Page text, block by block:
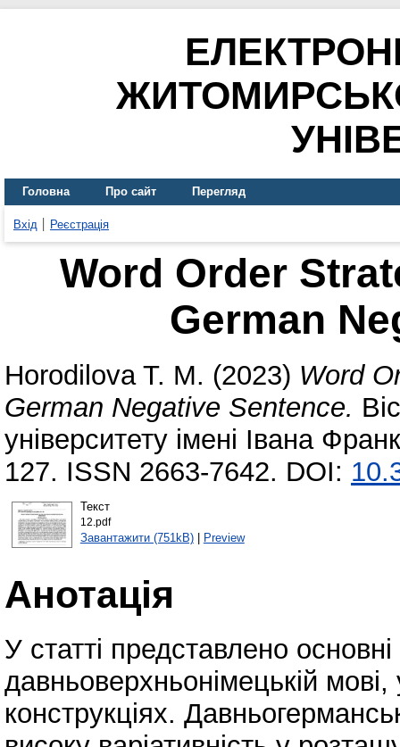
Головна Про сайт Перегляд
Вхід Реєстрація
Word Order
German
Horodilova T. M. (2023) Word
German Negative Sentence.
університету імені Івана
127. ISSN 2663-7642. DOI:
Текст
12.pdf
Завантажити (751kB)| Preview
Анотація
У статті представлено
давньоверхньонімецькій
конструкціях.